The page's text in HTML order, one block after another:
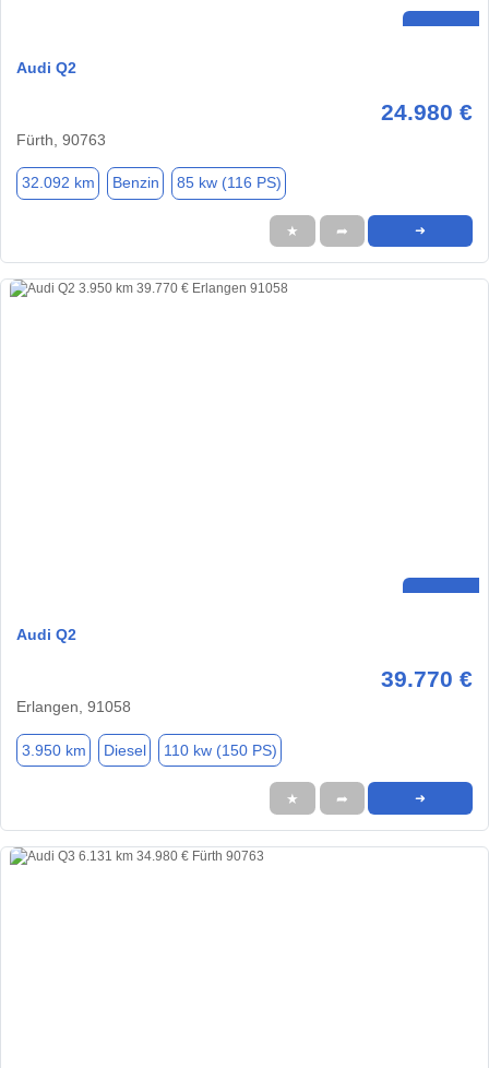
Audi Q2
24.980 €
Fürth, 90763
32.092 km Benzin 85 kw (116 PS)
★ ➦ ➜
Audi Q2
39.770 €
Erlangen, 91058
3.950 km Diesel 110 kw (150 PS)
★ ➦ ➜